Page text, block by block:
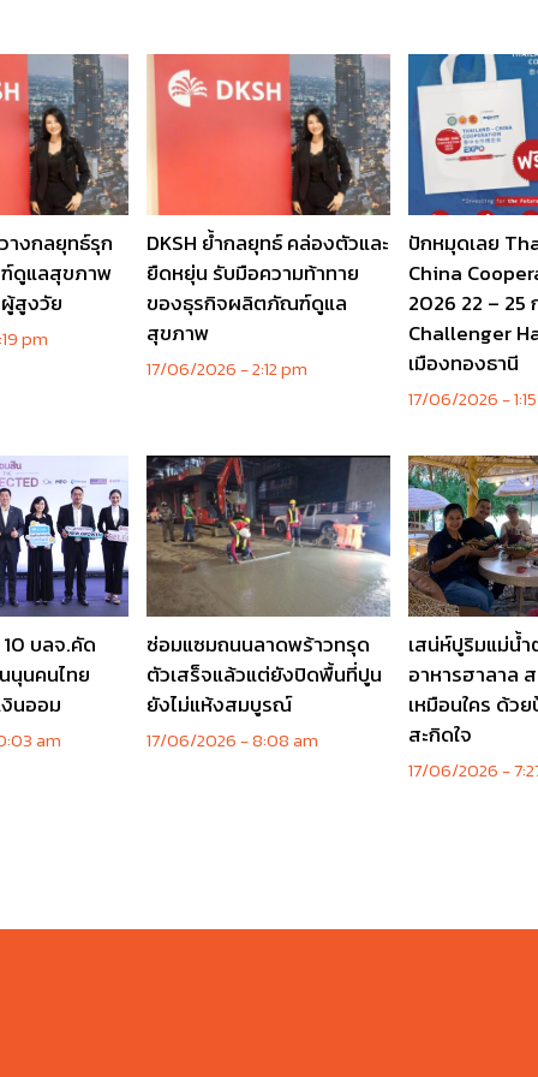
างกลยุทธ์รุก
ดูแลสุขภาพ
สูงวัย
pm
DKSH ย้ำกลยุทธ์ คล่องตัวและ
ยืดหยุ่น รับมือความท้าทาย
ของธุรกิจผลิตภัณฑ์ดูแล
สุขภาพ
17/06/2026 2:12 pm
ปักหมุดเลย
China
2026 22 – 25
Challenger
เมืองทองธานี
17/06/2026
บลจ.คัด
นุนคนไทย
นออม
am
ซ่อมแซมถนนลาดพร้าวทรุด
ตัวเสร็จแล้วแต่ยังปิดพื้นที่ปูน
ยังไม่แห้งสมบูรณ์
17/06/2026 8:08 am
เสน่ห์ปูริมแม่น้
อาหารฮาลาล
เหมือนใคร ด้ว
สะกิดใจ
17/06/2026